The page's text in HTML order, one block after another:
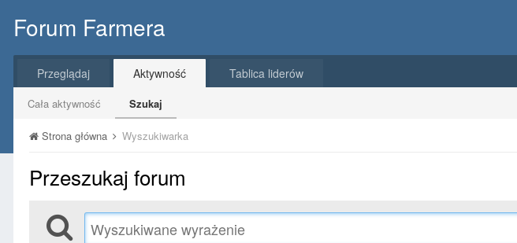
Forum Farmera
Przeglądaj Aktywność
Cała aktywność Szukaj
Tablica liderów
Strona główna Wyszukiwarka
Przeszukaj forum